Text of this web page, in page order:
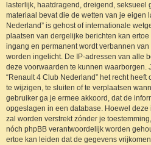
lasterlijk, haatdragend, dreigend, seksueel
materiaal bevat die de wetten van je eigen
Nederland” is gehost of internationale
plaatsen van dergelijke berichten kan
ingang en permanent wordt verbannen
worden ingelicht. De IP-adressen van alle
deze voorwaarden te kunnen waarborgen.
“Renault 4 Club Nederland” het recht
te wijzigen, te sluiten of te verplaatsen
gebruiker ga je ermee akkoord, dat de
opgeslagen in een database. Hoewel
zal worden verstrekt zónder je
nóch phpBB verantwoordelijk worden
ertoe kan leiden dat de gegevens